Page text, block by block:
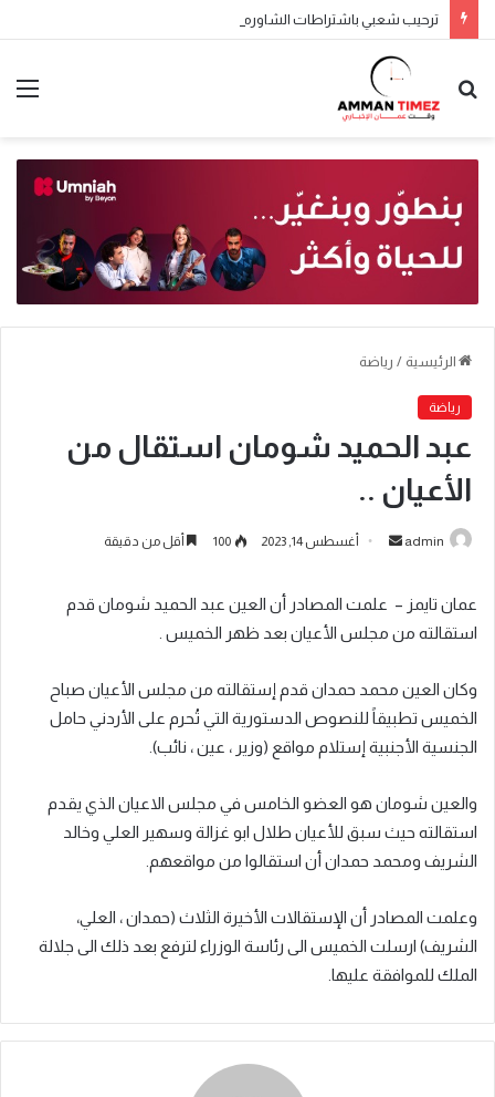
الرئيسية / رياضة
رياضة
عبد الحميد شومان استقال من
الأعيان ..
admin أغسطس 14, 2023 100 أقل من دقيقة
عمان تايمز – علمت المصادر أن العين عبد الحميد شومان قدم
استقالته من مجلس الأعيان بعد ظهر الخميس .
وكان العين محمد حمدان قدم إستقالته من مجلس الأعيان صباح
الخميس تطبيقاً للنصوص الدستورية التي تُحرم على الأردني حامل
الجنسية الأجنبية إستلام مواقع (وزير ، عين ، نائب).
والعين شومان هو العضو الخامس في مجلس الاعيان الذي يقدم
استقالته حيث سبق للأعيان طلال ابو غزالة وسهير العلي وخالد
الشريف ومحمد حمدان أن استقالوا من مواقعهم.
وعلمت المصادر أن الإستقالات الأخيرة الثلاث (حمدان ، العلي،
الشريف) ارسلت الخميس الى رئاسة الوزراء لترفع بعد ذلك الى جلالة
الملك للموافقة عليها.